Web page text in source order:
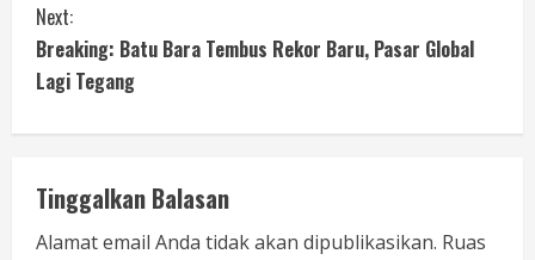
Next:
Breaking: Batu Bara Tembus Rekor Baru, Pasar Global
Lagi Tegang
Tinggalkan Balasan
Alamat email Anda tidak akan dipublikasikan. Ruas